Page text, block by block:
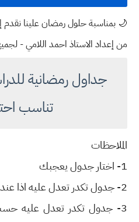
🌙 بمناسبة حلول رمضان علينا نقدم
من إعداد الاستاذ احمد اللامي - لجميع
جداول رمضانية
تناسب
الملاحظات
1- اختار جدول يعجبك
2- جدول تكدر تعدل عليه اذا عندك دوام
3- جدول تكدر تعدل عليه